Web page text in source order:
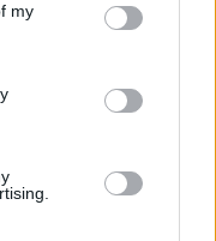
my
όλοι οι
υπόθεση
που παράγουν